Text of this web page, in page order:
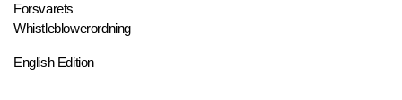
Forsvarets
Whistleblowerordning
English Edition